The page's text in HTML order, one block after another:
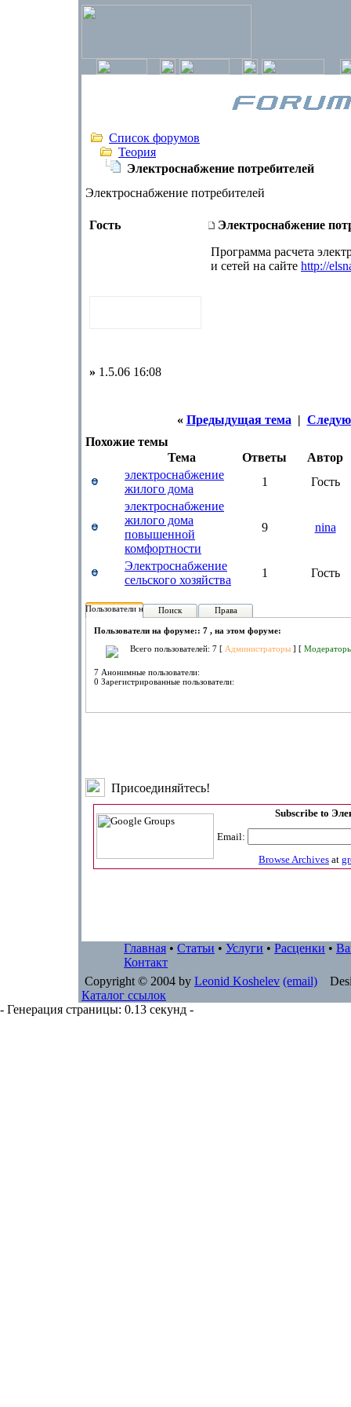
Список форумов
Теория
Электроснабжение потребителей
Электроснабжение потребителей
Гость
Электроснабжение
Программа расчета
и сетей на сайте http://
» 1.5.06 16:08
« Предыдущая тема |
Похожие темы
Тема
Ответы
Автор
электроснабжение
жилого дома
1
Гость
электроснабжение
жилого дома
повышенной
комфортности
9 nina
Электроснабжение
сельского хозяйства
1 Гость
Пользователи на форуме:
Поиск Права
Пользователи на форуме:: 7 , на этом форуме:
Всего пользователей: 7 [ Администраторы ] [
7 Анонимные пользователи:
0 Зарегистрированные пользователи:
Присоединяйтесь!
Subscribe to
Email:
Browse Archives at
Главная • Статьи • Услуги • Расценки •
Контакт
Copyright © 2004 by Leonid Koshelev (email)
Каталог ссылок
- Генерация страницы: 0.13 секунд -